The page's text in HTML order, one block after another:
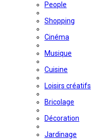
People
Shopping
Cinéma
Musique
Cuisine
Loisirs créatifs
Bricolage
Décoration
Jardinage